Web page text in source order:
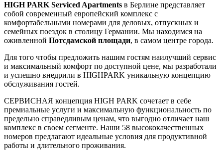
HIGH PARK Serviced Apartments в Берлине представляет
собой современный европейский комплекс с
комфортабельными номерами для деловых, отпускных и
семейных поездок в столицу Германии. Мы находимся на
оживленной Потсдамской площади, в самом центре города.
Для того чтобы предложить нашим гостям наилучший сервис
и максимальный комфорт по доступной цене, мы разработали
и успешно внедрили в HIGHPARK уникальную концепцию
обслуживания гостей.
СЕРВИСНАЯ концепция HIGH PARK сочетает в себе
премиальные услуги и максимальную функциональность по
предельно справедливым ценам, что выгодно отличает наш
комплекс в своем сегменте. Наши 58 высококачественных
номеров предлагают идеальные условия для продуктивной
работы и длительного проживания.